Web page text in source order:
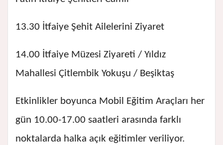
13.30 İtfaiye Şehit Ailelerini Ziyaret
14.00 İtfaiye Müzesi Ziyareti / Yıldız
Mahallesi Çitlembik Yokuşu / Beşiktaş
Etkinlikler boyunca Mobil Eğitim Araçları her
gün 10.00-17.00 saatleri arasında farklı
noktalarda halka açık eğitimler veriliyor.